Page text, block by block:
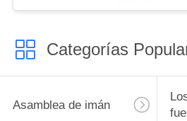
Categorías
Asamblea de imán